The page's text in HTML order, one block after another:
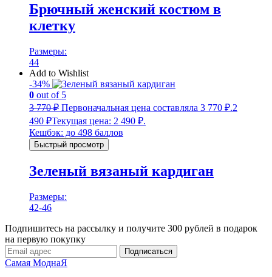
Брючный женский костюм в
клетку
Размеры:
44
Add to Wishlist
-34%
0 out of 5
3 770₽ Первоначальная цена составляла 3 770 ₽.2
490 ₽Текущая цена: 2 490 ₽.
Кешбэк: до 498 баллов
Быстрый просмотр
Зеленый вязаный кардиган
Размеры:
42-46
Подпишитесь на рассылку и получите 300 рублей в подарок
на первую покупку
Подписаться
Самая МоднаЯ